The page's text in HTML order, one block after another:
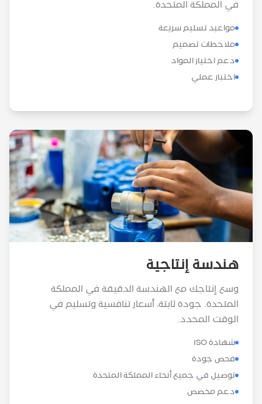
في المملكة المتحدة.
مواعيد تسليم سريعة
ملاحظات تصميم
دعم اختيار المواد
اختبار عملي
هندسة إنتاجية
وسع إنتاجك مع الهندسة الدقيقة في المملكة
المتحدة. جودة ثابتة، أسعار تنافسية وتسليم في
الوقت المحدد.
شهادة ISO
فحص جودة
توصيل في جميع أنحاء المملكة المتحدة
دعم مخصص